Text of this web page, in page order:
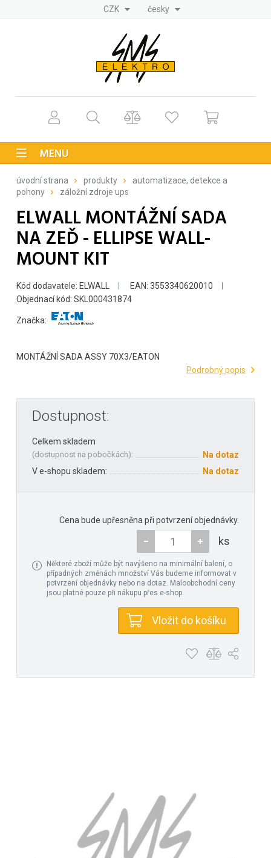
CZK česky
MENU
úvodní strana produkty
automatizace, detekce a
pohony
záložní zdroje ups
ELWALL MONTÁŽNÍ SADA
NA ZEĎ - ELLIPSE WALL-
MOUNT KIT
Kód dodavatele: ELWALL
EAN: 3553340620010
Objednací kód: SKL000431874
Značka:
MONTÁŽNÍ SADA ASSY 70X3/EATON
Podrobný popis
Dostupnost:
Celkem skladem
(dostupnost na pobočkách):
Na dotaz
V e-shopu skladem:
Na dotaz
Cena bude upřesněna při potvrzení objednávky.
ks
Některé zboží může být navýšeno na minimální balení, o
případných změnách množství Vás budeme informovat v
potvrzení objednávky nebo na dotaz. Maloobchodní ceny
jsou platné pouze při nákupu přes e-shop.
Vložit do košíku